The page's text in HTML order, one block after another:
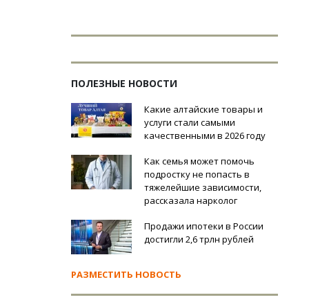
ПОЛЕЗНЫЕ НОВОСТИ
Какие алтайские товары и
услуги стали самыми
качественными в 2026 году
Как семья может помочь
подростку не попасть в
тяжелейшие зависимости,
рассказала нарколог
Продажи ипотеки в России
достигли 2,6 трлн рублей
РАЗМЕСТИТЬ НОВОСТЬ